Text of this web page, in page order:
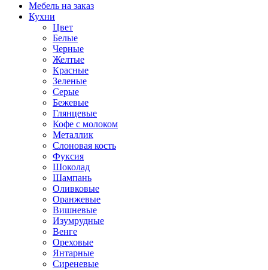
Мебель на заказ
Кухни
Цвет
Белые
Черные
Желтые
Красные
Зеленые
Серые
Бежевые
Глянцевые
Кофе с молоком
Металлик
Слоновая кость
Фуксия
Шоколад
Шампань
Оливковые
Оранжевые
Вишневые
Изумрудные
Венге
Ореховые
Янтарные
Сиреневые